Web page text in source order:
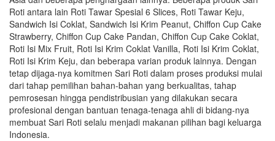
Roti antara lain Roti Tawar Spesial 6 Slices, Roti Tawar Keju,
Sandwich Isi Coklat, Sandwich Isi Krim Peanut, Chiffon Cup Cake
Strawberry, Chiffon Cup Cake Pandan, Chiffon Cup Cake Coklat,
Roti Isi Mix Fruit, Roti Isi Krim Coklat Vanilla, Roti Isi Krim Coklat,
Roti Isi Krim Keju, dan beberapa varian produk lainnya. Dengan
tetap dijaga-nya komitmen Sari Roti dalam proses produksi mulai
dari tahap pemilihan bahan-bahan yang berkualitas, tahap
pemrosesan hingga pendistribusian yang dilakukan secara
profesional dengan bantuan tenaga-tenaga ahli di bidang-nya
membuat Sari Roti selalu menjadi makanan pilihan bagi keluarga
Indonesia.